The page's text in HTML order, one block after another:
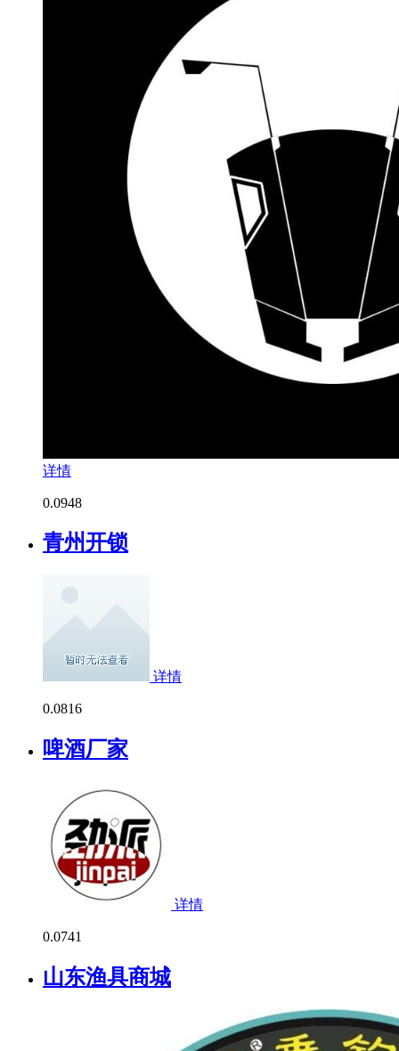
详情
0.0948
青州开锁
详情
0.0816
啤酒厂家
详情
0.0741
山东渔具商城